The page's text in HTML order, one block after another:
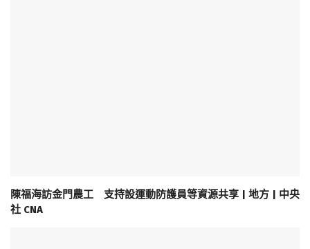
陳福海訪金門農工 支持設運動防護員等資源共享 | 地方 | 中央
社 CNA